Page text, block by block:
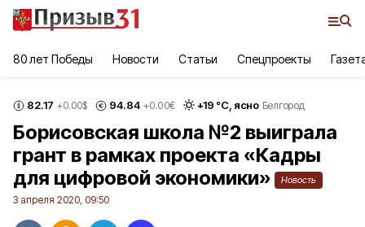
80 лет Победы Новости Статьи Спецпроекты
82.17 +0.00$ 94.84 +0.00€ +19 °С, ясно Белгород
Борисовская школа №2 выиграла
грант в рамках проекта «Кадры
для цифровой экономики»
Новость
3 апреля 2020, 09:50